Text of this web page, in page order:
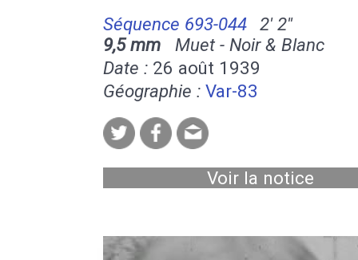
Séquence 693-044
2' 2''
9,5 mm Muet - Noir & Blanc
Date : 26 août 1939
Géographie : Var-83
Voir la notice